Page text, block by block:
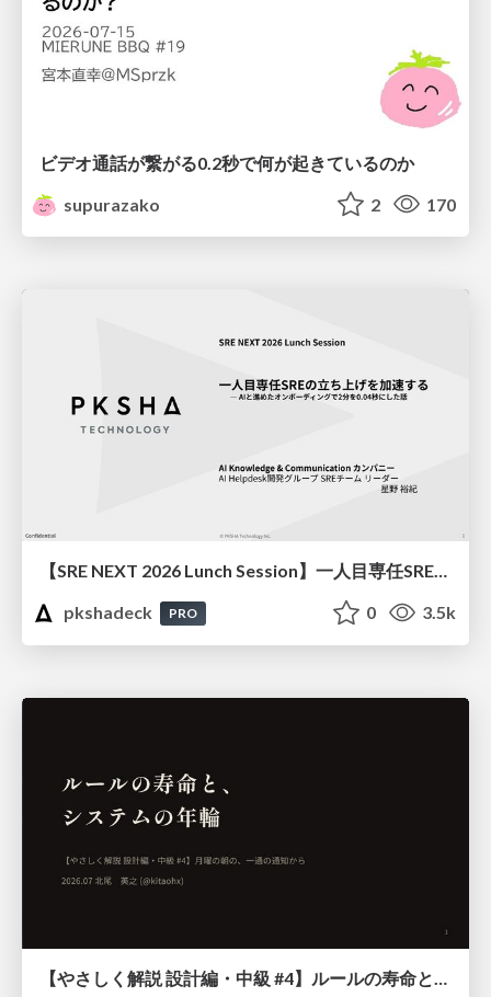
ビデオ通話が繋がる0.2秒で何が起きているのか
supurazako
2 170
【SRE NEXT 2026 Lunch Session】一人目専任SREの立ち上げを加速する ― AIと進めたオンボーディングで2分を0.04秒にした話
pkshadeck
PRO 0 3.5k
【やさしく解説 設計編・中級 #4】ルールの寿命と、システムの年輪